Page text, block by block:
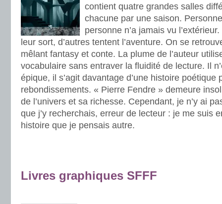
contient quatre grandes salles
chacune par une saison.
personne n’a jamais vu
leur sort, d’autres tentent l’aventure. On se
mêlant fantasy et conte. La plume de l’auteur
vocabulaire sans entraver la fluidité de lecture. Il
épique, il s’agit davantage d’une histoire poétique
rebondissements. « Pierre Fendre » demeure
de l’univers et sa richesse. Cependant, je n’y ai
que j’y recherchais, erreur de lecteur : je me suis
histoire que je pensais autre.
Livres graphiques SFFF